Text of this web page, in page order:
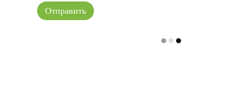
Отправить